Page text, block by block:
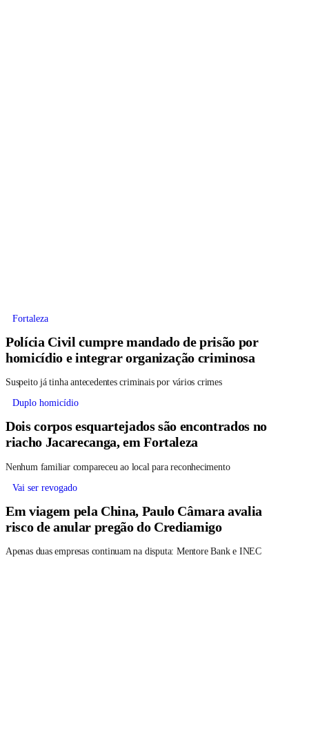
Fortaleza
Polícia Civil cumpre mandado de prisão por
homicídio e integrar organização criminosa
Suspeito já tinha antecedentes criminais por vários crimes
Duplo homicídio
Dois corpos esquartejados são encontrados no
riacho Jacarecanga, em Fortaleza
Nenhum familiar compareceu ao local para reconhecimento
Vai ser revogado
Em viagem pela China, Paulo Câmara avalia
risco de anular pregão do Crediamigo
Apenas duas empresas continuam na disputa: Mentore Bank e INEC